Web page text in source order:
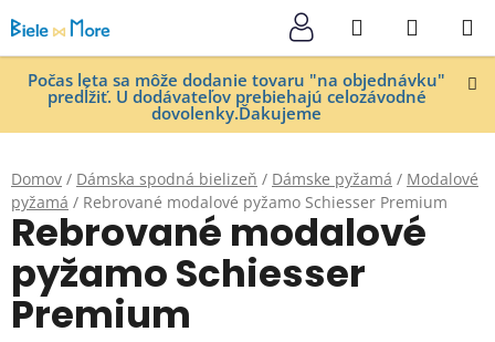
na
obsah
Počas leta sa môže dodanie tovaru "na objednávku"
predĺžiť. U dodávateľov prebiehajú celozávodné
dovolenky.Ďakujeme
Hľadať
KOŠÍK
Domov / Dámska spodná bielizeň / Dámske pyžamá / Modalové
pyžamá / Rebrované modalové pyžamo Schiesser Premium
Rebrované modalové
pyžamo Schiesser
Premium